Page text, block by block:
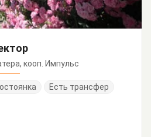
кооп. Импульс
Есть трансфер